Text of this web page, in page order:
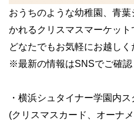
おうちのような幼稚園、青
かれるクリスマスマーケット
どなたでもお気軽にお越し
※最新の情報はSNSでご確認
・横浜シュタイナー学園内
(クリスマスカード、オーナ